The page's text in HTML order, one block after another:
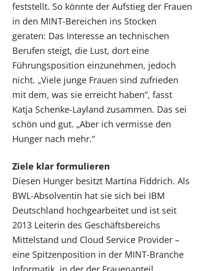
feststellt. So könnte der Aufstieg der Frauen
in den MINT-Bereichen ins Stocken
geraten: Das Interesse an technischen
Berufen steigt, die Lust, dort eine
Führungsposition einzunehmen, jedoch
nicht. „Viele junge Frauen sind zufrieden
mit dem, was sie erreicht haben“, fasst
Katja Schenke-Layland zusammen. Das sei
schön und gut. „Aber ich vermisse den
Hunger nach mehr.“
Ziele klar formulieren
Diesen Hunger besitzt Martina Fiddrich. Als
BWL-Absolventin hat sie sich bei IBM
Deutschland hochgearbeitet und ist seit
2013 Leiterin des Geschäftsbereichs
Mittelstand und Cloud Service Provider –
eine Spitzenposition in der MINT-Branche